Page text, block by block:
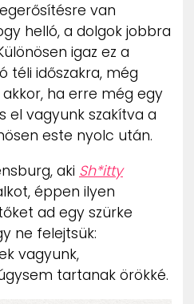
van
helló, a dolgok jobbra
igaz ez a
téli időszakra, még
ha erre még egy
el vagyunk szakítva a
este nyolc után.
aki Sh*itty
éppen ilyen
ad egy szürke
ne felejtsük:
vagyunk,
tartanak örökké.